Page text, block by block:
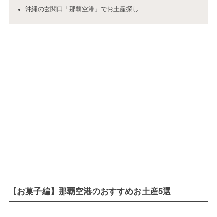
沖縄の玄関口「那覇空港」でお土産探し
【お菓子編】那覇空港のおすすめお土産5選